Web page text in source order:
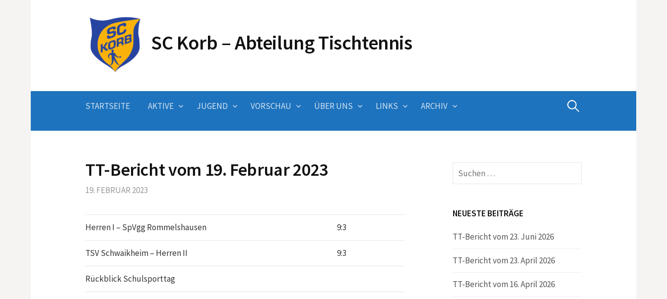
SC Korb – Abteilung Tischtennis
STARTSEITE AKTIVE JUGEND VORSCHAU ÜBER UNS LINKS ARCHIV Suchen
TT-Bericht vom 19. Februar 2023
19. FEBRUAR 2023
Herren I – SpVgg Rommelshausen 9:3
TSV Schwaikheim – Herren II 9:3
Rückblick Schulsporttag
Suchen
nach:
NEUESTE BEITRÄGE
TT-Bericht vom 23. Juni 2026
TT-Bericht vom 23. April 2026
TT-Bericht vom 16. April 2026